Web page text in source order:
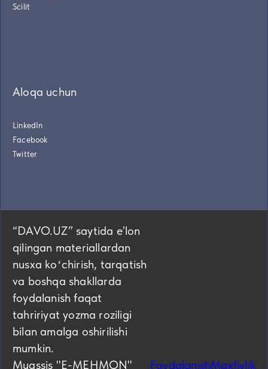
Scilit
Aloqa uchun
LinkedIn
Facebook
Twitter
“DAVO.UZ” saytida eʼlon
qilingan materiallardan
nusxa koʻchirish, tarqatish
va boshqa shakllarda
foydalanish faqat
tahririyat yozma roziligi
bilan amalga oshirilishi
mumkin.
Muassis "E-MEHMON"
FoydalanishMaxfiylik